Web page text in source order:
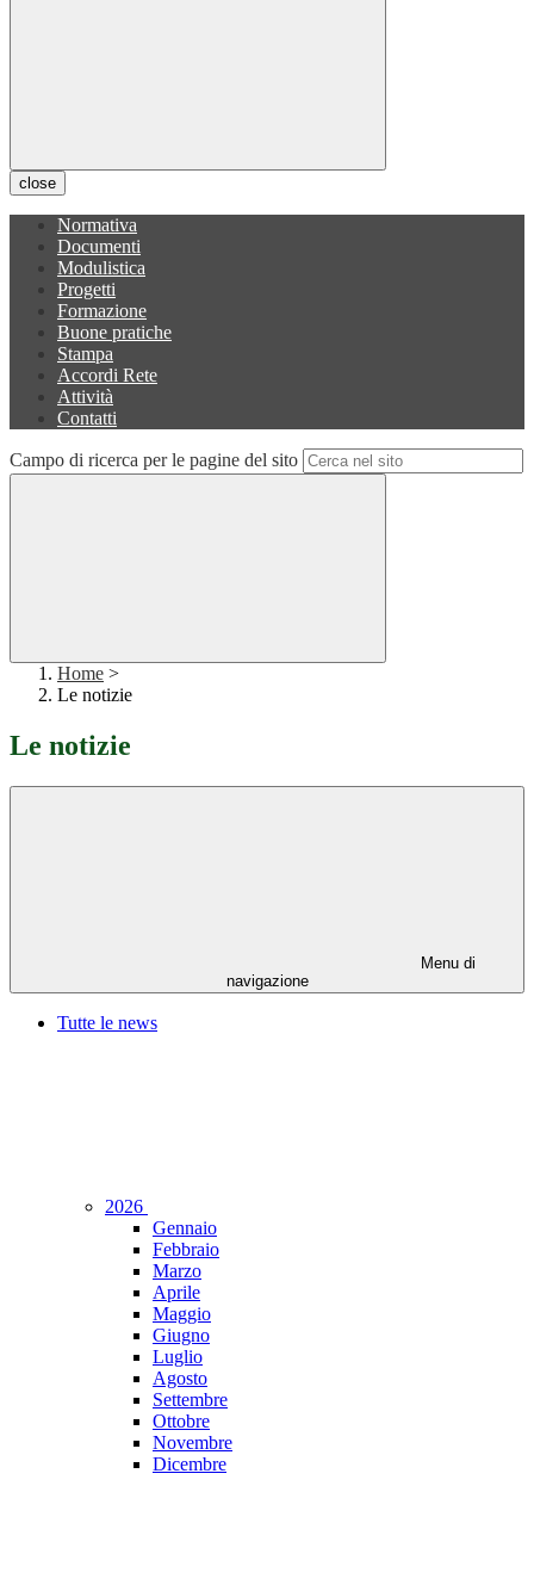
close
Normativa
Documenti
Modulistica
Progetti
Formazione
Buone pratiche
Stampa
Accordi Rete
Attività
Contatti
Campo di ricerca per le pagine del sito
Home >
Le notizie
Le notizie
Menu di
navigazione
Tutte le news
2026
Gennaio
Febbraio
Marzo
Aprile
Maggio
Giugno
Luglio
Agosto
Settembre
Ottobre
Novembre
Dicembre